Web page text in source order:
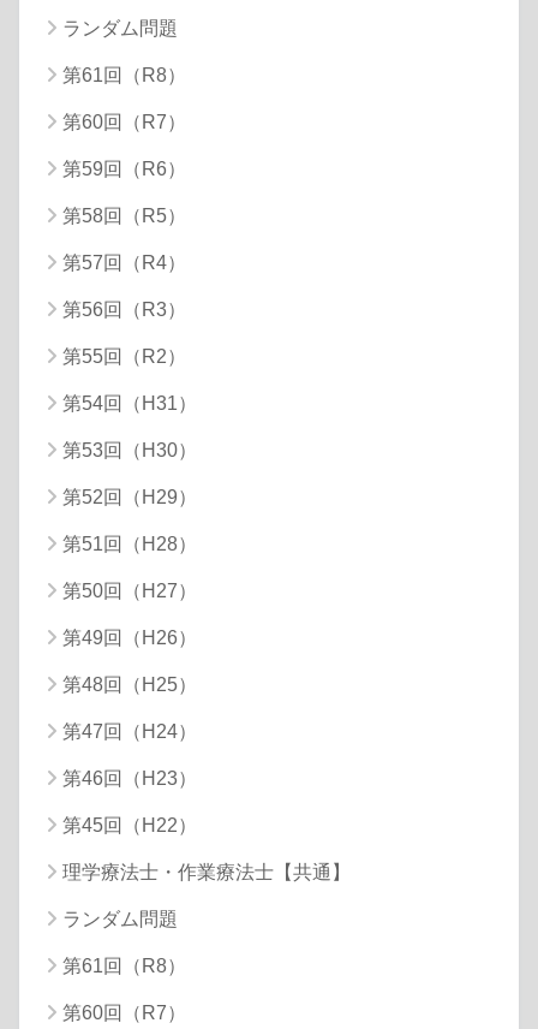
ランダム問題
第61回（R8）
第60回（R7）
第59回（R6）
第58回（R5）
第57回（R4）
第56回（R3）
第55回（R2）
第54回（H31）
第53回（H30）
第52回（H29）
第51回（H28）
第50回（H27）
第49回（H26）
第48回（H25）
第47回（H24）
第46回（H23）
第45回（H22）
理学療法士・作業療法士【共通】
ランダム問題
第61回（R8）
第60回（R7）